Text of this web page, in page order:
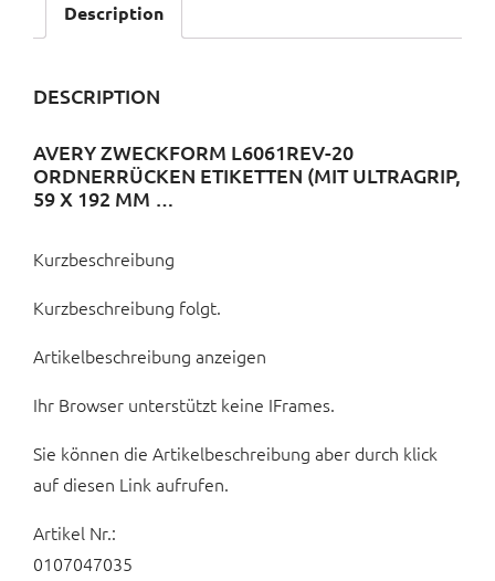
Description
DESCRIPTION
AVERY ZWECKFORM L6061REV-20
ORDNERRÜCKEN ETIKETTEN (MIT ULTRAGRIP,
59 X 192 MM …
Kurzbeschreibung
Kurzbeschreibung folgt.
Artikelbeschreibung anzeigen
Ihr Browser unterstützt keine IFrames.
Sie können die Artikelbeschreibung aber durch klick
auf diesen Link aufrufen.
Artikel Nr.:
0107047035